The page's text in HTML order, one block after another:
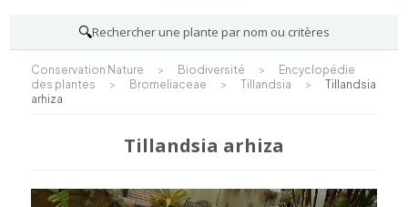
🔍Rechercher une plante par nom ou critères
Conservation Nature > Biodiversité >
Encyclopédie
des plantes
> Bromeliaceae > Tillandsia >
Tillandsia
arhiza
Tillandsia arhiza